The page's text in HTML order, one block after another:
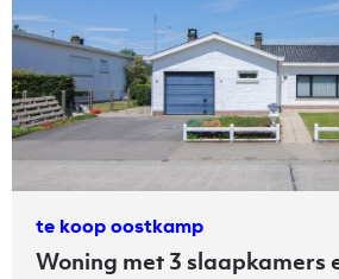
te koop oostkamp
Woning met 3 slaapkamers